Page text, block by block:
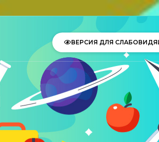
ВЕРСИЯ ДЛЯ